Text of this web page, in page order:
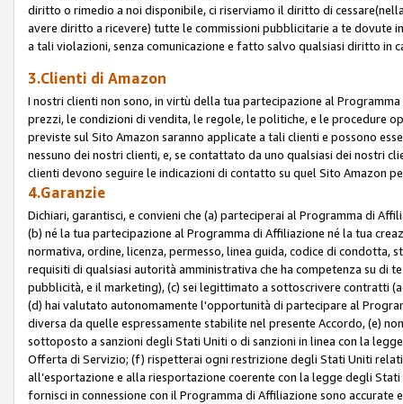
diritto o rimedio a noi disponibile, ci riserviamo il diritto di
avere diritto a ricevere) tutte le commissioni pubblicitarie a te dovute
a tali violazioni, senza comunicazione e fatto salvo qualsiasi diritto in
3.Clienti di Amazon
I nostri clienti non sono, in virtù della tua partecipazione al
prezzi, le condizioni di vendita, le regole, le politiche, e le procedure
previste sul Sito Amazon saranno applicate a tali clienti e possono
nessuno dei nostri clienti, e, se contattato da uno qualsiasi dei nostri
clienti devono seguire le indicazioni di contatto su quel Sito Amazon
4.Garanzie
Dichiari, garantisci, e convieni che (a) parteciperai al Programma di
(b) né la tua partecipazione al Programma di Affiliazione né la tua
normativa, ordine, licenza, permesso, linea guida, codice di
requisiti di qualsiasi autorità amministrativa che ha competenza su di
pubblicità, e il marketing), (c) sei legittimato a sottoscrivere contratti
(d) hai valutato autonomamente l'opportunità di partecipare al
diversa da quelle espressamente stabilite nel presente Accordo, (e)
sottoposto a sanzioni degli Stati Uniti o di sanzioni in linea con la
Offerta di Servizio; (f) rispetterai ogni restrizione degli Stati Uniti
all’esportazione e alla riesportazione coerente con la legge degli
fornisci in connessione con il Programma di Affiliazione sono